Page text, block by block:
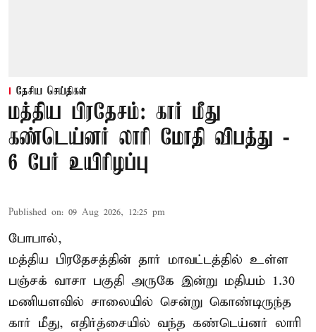
தேசிய செய்திகள்
மத்திய பிரதேசம்: கார் மீது
கண்டெய்னர் லாரி மோதி விபத்து -
6 பேர் உயிரிழப்பு
Published on: 09 Aug 2026, 12:25 pm
போபால்,
மத்திய பிரதேசத்தின் தார் மாவட்டத்தில் உள்ள
பஞ்சக் வாசா பகுதி அருகே இன்று மதியம் 1.30
மணியளவில் சாலையில் சென்று கொண்டிருந்த
கார் மீது, எதிர்த்சையில் வந்த கண்டெய்னர் லாரி